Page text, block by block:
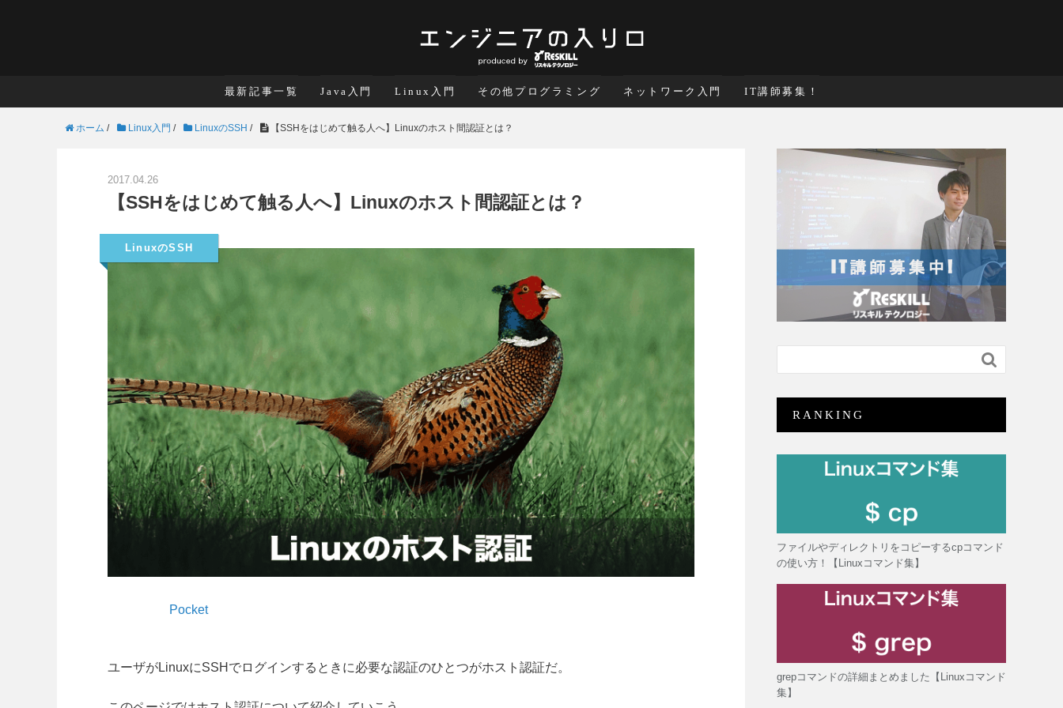
最新記事一覧 Java入門 Linux入門 その他プログラミング ネットワーク入門 IT講師募集！
ホーム / Linux入門 / LinuxのSSH / 【SSHをはじめて触る人へ】Linuxのホスト間認証とは？
2017.04.26
【SSHをはじめて触る人へ】Linuxのホスト間認証とは？
LinuxのSSH
Pocket
ユーザがLinuxにSSHでログインするときに必要な認証のひとつがホスト認証だ。

RANKING
ファイルやディレクトリをコピーするcpコマンド
の使い方！【Linuxコマンド集】
grepコマンドの詳細まとめました【Linuxコマンド
集】